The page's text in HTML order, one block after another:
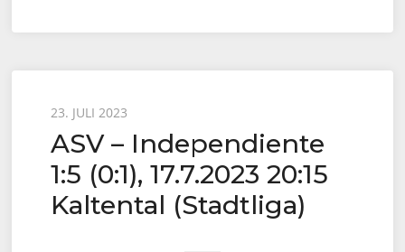
Posted
on
23. JULI 2023
ASV – Independiente
1:5 (0:1), 17.7.2023 20:15
Kaltental (Stadtliga)